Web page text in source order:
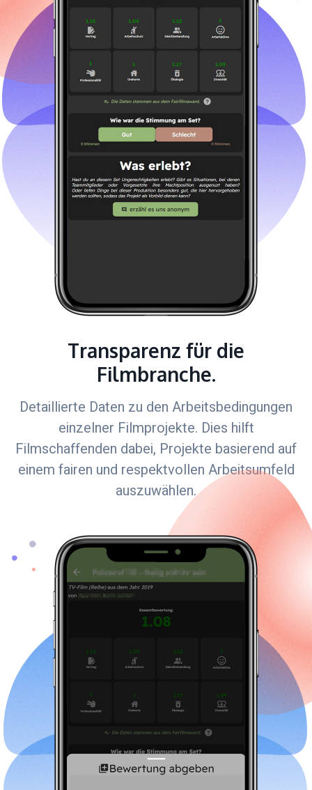
Transparenz für die
Filmbranche.
Detaillierte Daten zu den Arbeitsbedingungen
einzelner Filmprojekte. Dies hilft
Filmschaffenden dabei, Projekte basierend auf
einem fairen und respektvollen Arbeitsumfeld
auszuwählen.